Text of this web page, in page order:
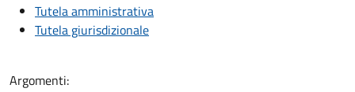
Tutela amministrativa
Tutela giurisdizionale
Argomenti: